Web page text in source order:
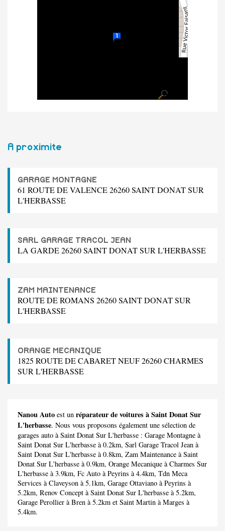
A proximite
GARAGE MONTAGNE
61 ROUTE DE VALENCE 26260 SAINT DONAT SUR
L'HERBASSE
SARL GARAGE TRACOL JEAN
LA GARDE 26260 SAINT DONAT SUR L'HERBASSE
ZAM MAINTENANCE
ROUTE DE ROMANS 26260 SAINT DONAT SUR
L'HERBASSE
ORANGE MECANIQUE
1825 ROUTE DE CABARET NEUF 26260 CHARMES
SUR L'HERBASSE
Nanou Auto est un réparateur de voitures à Saint Donat Sur
L'herbasse. Nous vous proposons également une sélection de
garages auto à Saint Donat Sur L'herbasse : Garage Montagne à
Saint Donat Sur L'herbasse à 0.2km, Sarl Garage Tracol Jean à
Saint Donat Sur L'herbasse à 0.8km, Zam Maintenance à Saint
Donat Sur L'herbasse à 0.9km, Orange Mecanique à Charmes Sur
L'herbasse à 3.9km, Fc Auto à Peyrins à 4.4km, Tdn Meca
Services à Claveyson à 5.1km, Garage Ottaviano à Peyrins à
5.2km, Renov Concept à Saint Donat Sur L'herbasse à 5.2km,
Garage Perollier à Bren à 5.2km et Saint Martin à Marges à
5.4km.